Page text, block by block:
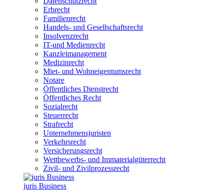
Erbrecht
Familienrecht
Handels- und Gesellschaftsrecht
Insolvenzrecht
IT-und Medienrecht
Kanzleimanagement
Medizinrecht
Miet- und Wohneigentumsrecht
Notare
Öffentliches Dienstrecht
Öffentliches Recht
Sozialrecht
Steuerrecht
Strafrecht
Unternehmensjuristen
Verkehrsrecht
Versicherungsrecht
Wettbewerbs- und Immaterialgüterrecht
Zivil- und Zivilprozessrecht
juris Business